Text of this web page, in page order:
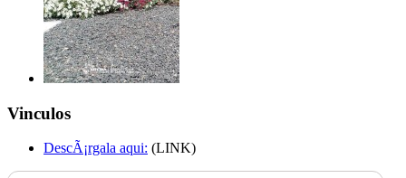
Vinculos
DescÃ¡rgala aqui: (LINK)